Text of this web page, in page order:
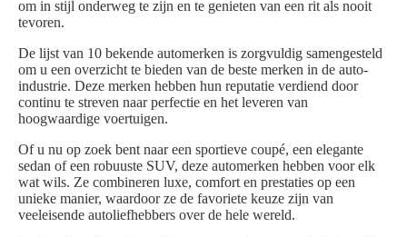
om in stijl onderweg te zijn en te genieten van een rit als nooit
tevoren.
De lijst van 10 bekende automerken is zorgvuldig samengesteld
om u een overzicht te bieden van de beste merken in de auto-
industrie. Deze merken hebben hun reputatie verdiend door
continu te streven naar perfectie en het leveren van
hoogwaardige voertuigen.
Of u nu op zoek bent naar een sportieve coupé, een elegante
sedan of een robuuste SUV, deze automerken hebben voor elk
wat wils. Ze combineren luxe, comfort en prestaties op een
unieke manier, waardoor ze de favoriete keuze zijn van
veeleisende autoliefhebbers over de hele wereld.